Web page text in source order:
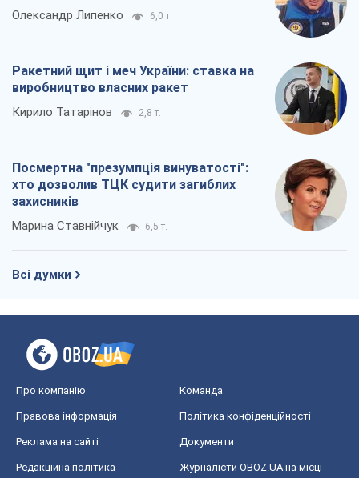
Олександр Липенко 6,0 т.
Ракетний щит і меч України: ставка на
виробництво власних ракет
Кирило Татарінов 2,8 т.
Посмертна "презумпція винуватості":
хто дозволив ТЦК судити загиблих
захисників
Марина Ставнійчук 6,5 т.
Всі думки
Про компанію Команда
Правова інформація Політика конфіденційності
Реклама на сайті Документи
Редакційна політика
Журналісти OBOZ.UA на місці